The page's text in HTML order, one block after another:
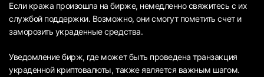
Если кража произошла на бирже, немедленно свяжитесь с их
службой поддержки. Возможно, они смогут пометить счет и
заморозить украденные средства.
Уведомление бирж, где может быть проведена транзакция
украденной криптовалюты, также является важным шагом.